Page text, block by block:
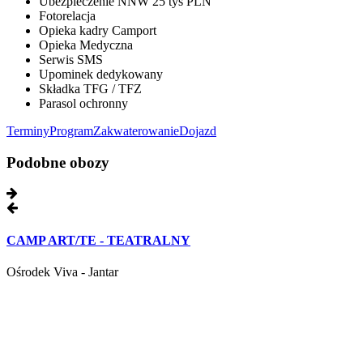
Fotorelacja
Opieka kadry Camport
Opieka Medyczna
Serwis SMS
Upominek dedykowany
Składka TFG / TFZ
Parasol ochronny
TerminyProgramZakwaterowanieDojazd
Podobne obozy
CAMP ART/TE - TEATRALNY
Ośrodek Viva - Jantar